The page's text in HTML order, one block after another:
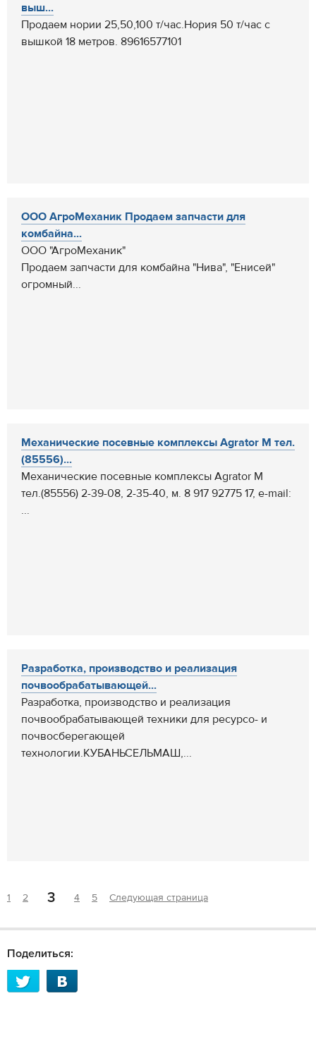
выш...
Продаем нории 25,50,100 т/час.Нория 50 т/час с
вышкой 18 метров. 89616577101
ООО АгроМеханик Продаем запчасти для
комбайна...
ООО "АгроМеханик"
Продаем запчасти для комбайна "Нива", "Енисей"
огромный...
Механические посевные комплексы Agrator M тел.
(85556)...
Механические посевные комплексы Agrator M
тел.(85556) 2-39-08, 2-35-40, м. 8 917 92775 17, e-mail:
...
Разработка, производство и реализация
почвообрабатывающей...
Разработка, производство и реализация
почвообрабатывающей техники для ресурсо- и
почвосберегающей
технологии.КУБАНЬСЕЛЬМАШ,...
1 2 3 4 5 Следующая страница
Поделиться: